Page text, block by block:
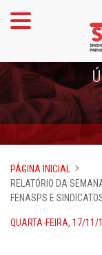
PÁGINA INICIAL
RELATÓRIO DA
FENASPS E
QUARTA-FEIRA, 17/11/